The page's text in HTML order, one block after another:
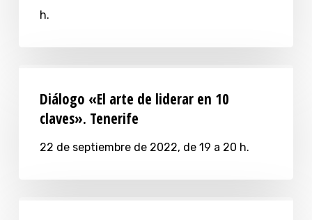
h.
Diálogo «El arte de liderar en 10
claves». Tenerife
22 de septiembre de 2022, de 19 a 20 h.